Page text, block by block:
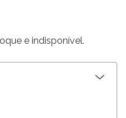
e indisponível.